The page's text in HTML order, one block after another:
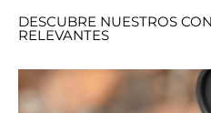
DESCUBRE NUESTROS
RELEVANTES